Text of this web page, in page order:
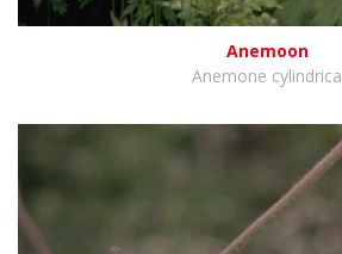
Anemoon
Anemone cylindrica